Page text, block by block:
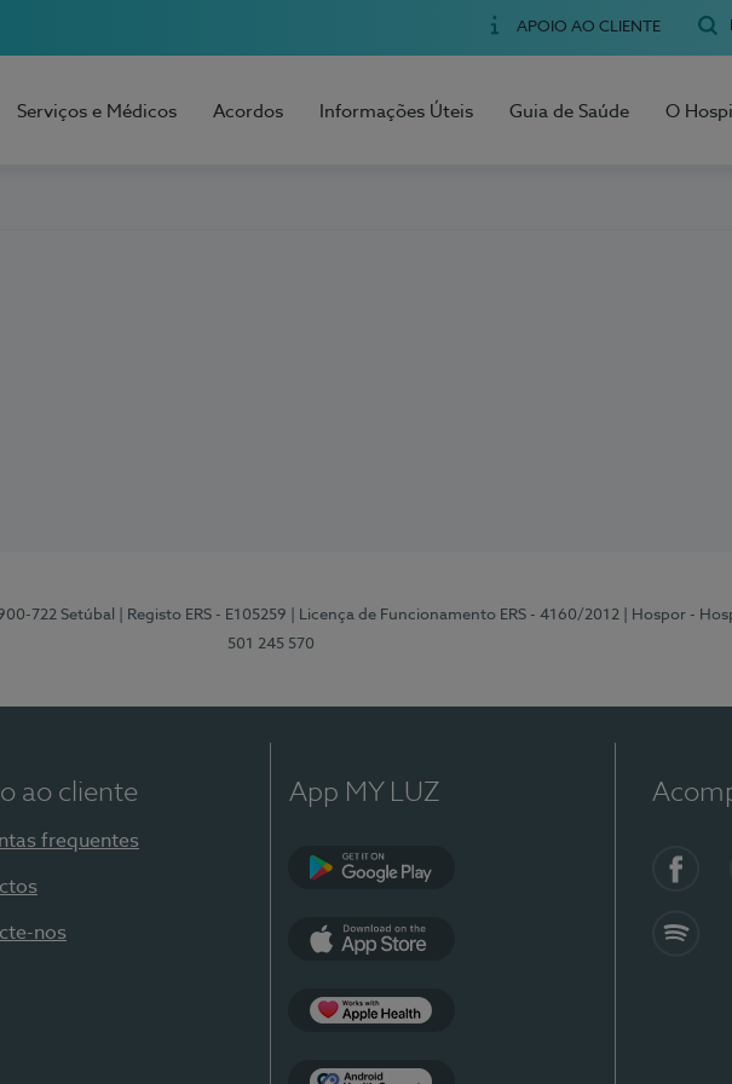
APOIO AO CLIENTE
Serviços e Médicos Acordos Informações Úteis Guia de Saúde O
722 Setúbal | Registo ERS - E105259 | Licença de Funcionamento ERS - 4160/2012 | Hospor -
501 245 570
ao cliente
frequentes
nos
App MY LUZ